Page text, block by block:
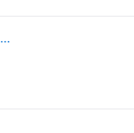
Goodyear Efficientgrip 245/45 R18 100Y coche de turismo Neumáticos de verano Neumáticos 544893